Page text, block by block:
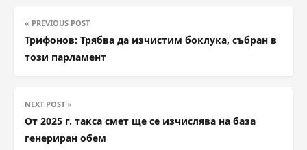
« PREVIOUS POST
Трифонов: Трябва да изчистим боклука, събран в
този парламент
NEXT POST »
От 2025 г. такса смет ще се изчислява на база
генериран обем